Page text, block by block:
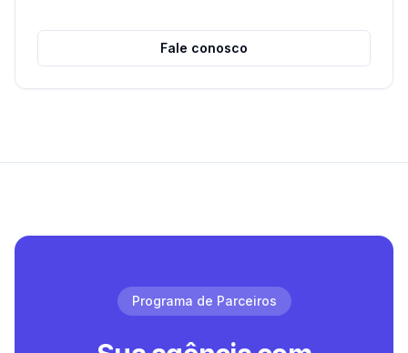
Fale conosco
Programa de Parceiros